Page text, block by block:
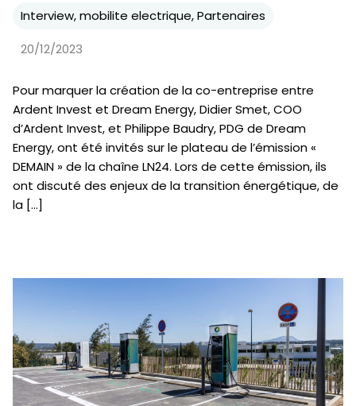
Interview, mobilite electrique, Partenaires
20/12/2023
Pour marquer la création de la co-entreprise entre
Ardent Invest et Dream Energy, Didier Smet, COO
d’Ardent Invest, et Philippe Baudry, PDG de Dream
Energy, ont été invités sur le plateau de l’émission «
DEMAIN » de la chaîne LN24. Lors de cette émission, ils
ont discuté des enjeux de la transition énergétique, de
la […]